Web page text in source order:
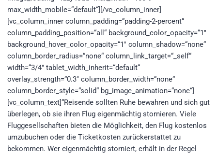
max_width_mobile=“default“][/vc_column_inner]
[vc_column_inner column_padding=“padding-2-percent“
column_padding_position=“all“ background_color_opacity=“1″
background_hover_color_opacity=“1″ column_shadow=“none“
column_border_radius=“none“ column_link_target=“_self“
width=“3/4″ tablet_width_inherit=“default“
overlay_strength=“0.3″ column_border_width=“none“
column_border_style=“solid“ bg_image_animation=“none“]
[vc_column_text]“Reisende sollten Ruhe bewahren und sich gut
überlegen, ob sie ihren Flug eigenmächtig stornieren. Viele
Fluggesellschaften bieten die Möglichkeit, den Flug kostenlos
umzubuchen oder die Ticketkosten zurückerstattet zu
bekommen. Wer eigenmächtig storniert, erhält in der Regel